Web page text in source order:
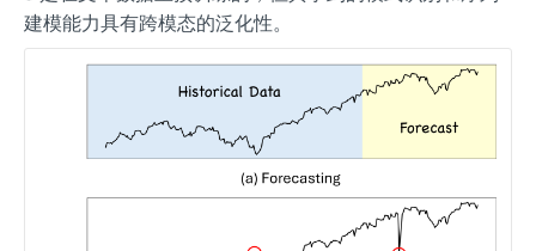
建模能力具有跨模态的泛化性。